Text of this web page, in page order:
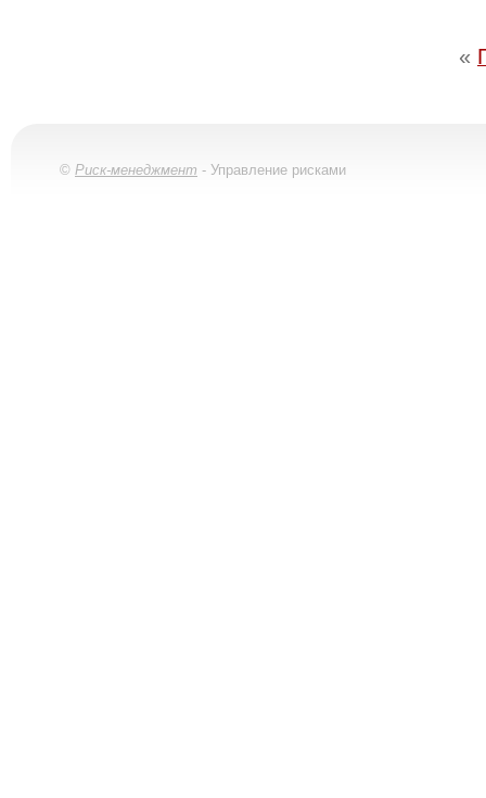
«
© Риск-менеджмент - Управление рисками